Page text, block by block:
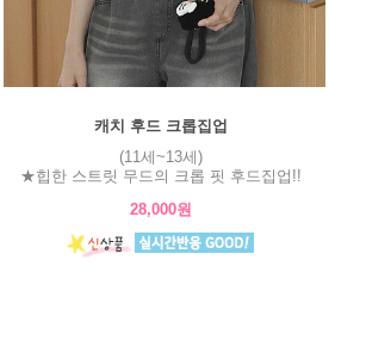
캐치 후드 크롭집업
(11세~13세)
★힙한 스트릿 무드의 크롭 핏 후드집업!!
28,000원